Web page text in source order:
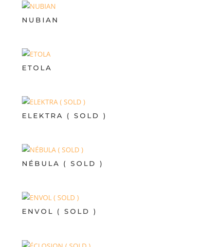
NUBIAN
ETOLA
ELEKTRA ( SOLD )
NÉBULA ( SOLD )
ENVOL ( SOLD )